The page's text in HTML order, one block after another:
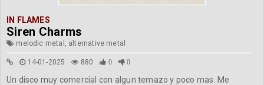
IN FLAMES
Siren Charms
melodic metal, alternative metal
14-01-2025 880 0 0
Un disco muy comercial con algun temazo y poco mas. Me